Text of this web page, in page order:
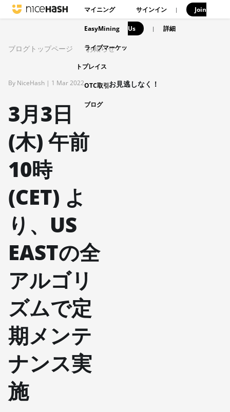
マイニング
EasyMining
ライブマーケッ
トプレイス
OTC取引
ブログ
サインイン | Join
Us | 詳細
ブログトップページ お知らせ
By NiceHash | 1 Mar 2022
3月3日
(木) 午前
10時
(CET) よ
り、US
EASTの全
アルゴリ
ズムで定
期メンテ
ナンス実
施
お見逃しなく！